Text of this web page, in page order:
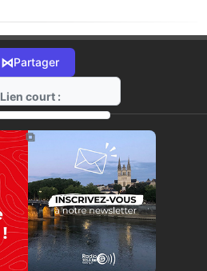
⋈Partager
Lien court :
https://radio-g.fr?9685
⧉